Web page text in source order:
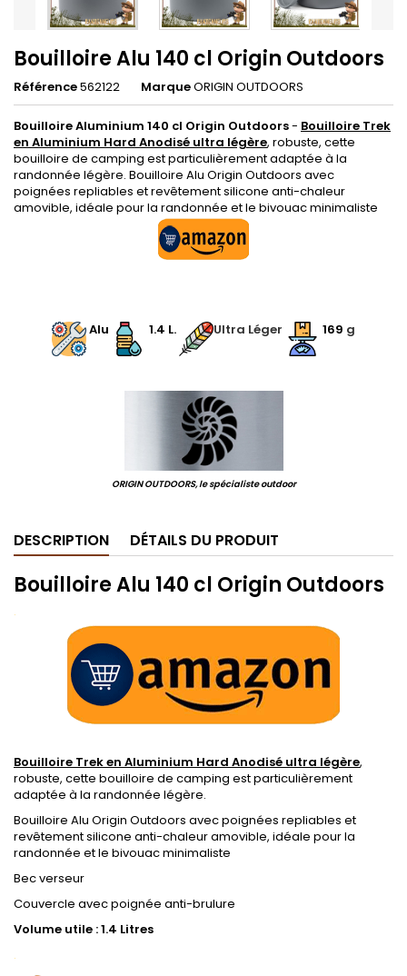
Bouilloire Alu 140 cl Origin Outdoors
Référence562122 MarqueORIGIN OUTDOORS
Bouilloire Aluminium 140 cl Origin Outdoors- Bouilloire Trek
en Aluminium Hard Anodisé ultra légère, robuste, cette
bouilloire de camping est particulièrement adaptée à la
randonnée légère. Bouilloire Alu Origin Outdoors avec
poignées repliables et revêtement silicone anti-chaleur
amovible, idéale pour la randonnée et le bivouac minimaliste
Alu 1.4 L. Ultra Léger 169 g
ORIGIN OUTDOORS, le spécialiste outdoor
DESCRIPTION DÉTAILS DU PRODUIT
Bouilloire Alu 140 cl Origin Outdoors
.
Bouilloire Trek en Aluminium Hard Anodisé ultra légère,
robuste, cette bouilloire de camping est particulièrement
adaptée à la randonnée légère.
Bouilloire Alu Origin Outdoors avec poignées repliables et
revêtement silicone anti-chaleur amovible, idéale pour la
randonnée et le bivouac minimaliste
Bec verseur
Couvercle avec poignée anti-brulure
Volume utile : 1.4 Litres
.